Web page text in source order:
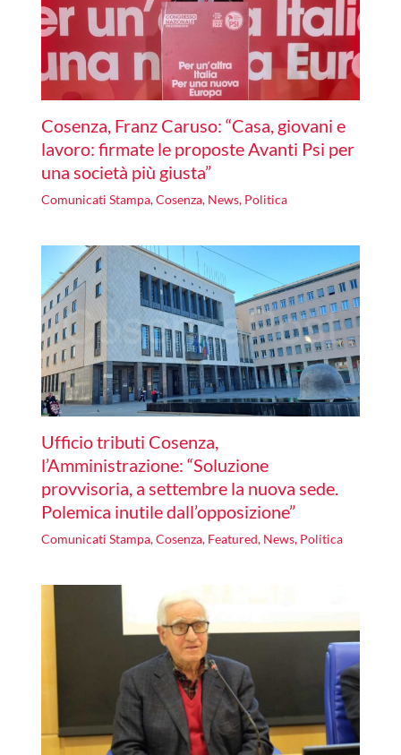
Cosenza, Franz Caruso: “Casa, giovani e
lavoro: firmate le proposte Avanti Psi per
una società più giusta”
Comunicati Stampa,Cosenza, News, Politica
Ufficio tributi Cosenza,
l’Amministrazione: “Soluzione
provvisoria, a settembre la nuova sede.
Polemica inutile dall’opposizione”
Comunicati Stampa,Cosenza, Featured, News, Politica